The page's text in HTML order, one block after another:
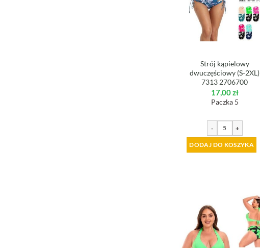
Strój kąpielowy
dwuczęściowy (S-2XL)
7313 2706700
17,00zł
Paczka 5
- +
DODAJ DO KOSZYKA